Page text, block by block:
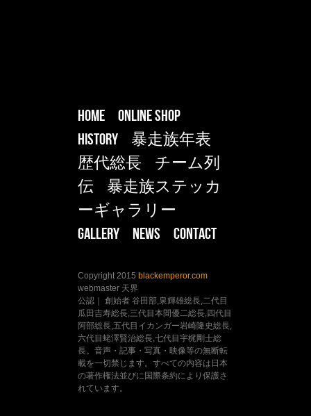
HOME
ONLINE SHOP
HISTORY
暴走族年表
歴代総長
チーム列
伝
暴走族ステッカ
ーギャラリー
Gallery
NEWS CONTACT
Copyright 2015 blackemperor.com
webmaster 天界
公認｜ 創始者 谷田部,泉輝雄総長,二代目
瓜田吉寿総長,三代目本間優二総長,四代目
阿部総長,五代目イカンガー岩崎隆史総長,
六代目蛯澤賢治総長,七代目宇梶剛士総
長。音声・記事・写真・映像等の無断転
載を一切禁じます。すべての内容は日本
の著作権法並びに国際条約により保護さ
れています。